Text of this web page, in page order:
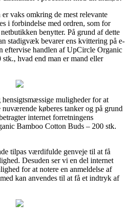
vaks omkring de mest relevante
i forbindelse med ordren, som for
benytter. På grund af dette
stadigvæk bevarer ens kvittering på e-
eftervise handlen af UpCircle Organic
hvad end man er mand eller
muligheder for at
nuværende køberes tanker og på grund
internet forretningens
Bamboo Cotton Buds – 200 stk.
tilpas værdifulde genveje til at få
Desuden ser vi en del internet
for at notere en anmeldelse af
kan anvendes til at få et indtryk af